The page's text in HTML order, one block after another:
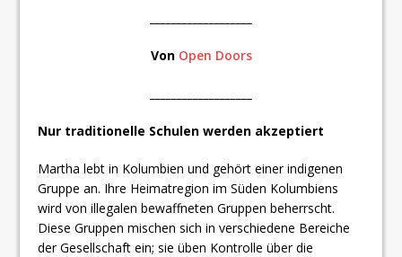
Von Open Doors
Nur traditionelle Schulen werden akzeptiert
Martha lebt in Kolumbien und gehört einer indigenen
Gruppe an. Ihre Heimatregion im Süden Kolumbiens
wird von illegalen bewaffneten Gruppen beherrscht.
Diese Gruppen mischen sich in verschiedene Bereiche
der Gesellschaft ein; sie üben Kontrolle über die